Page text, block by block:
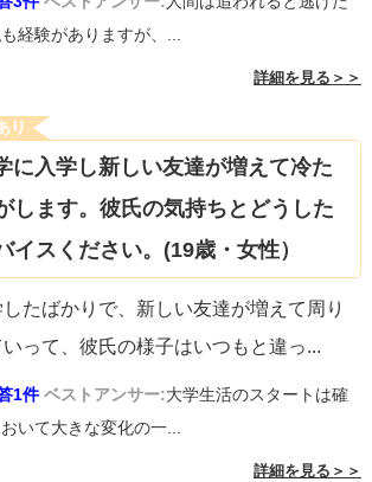
経験がありますが、...
詳細を見る＞＞
り
に入学し新しい友達が増えて冷た
します。彼氏の気持ちとどうした
イスください。(19歳・女性）
たばかりで、新しい友達が増えて周り
って、彼氏の様子はいつもと違っ...
1件 ベストアンサー:大学生活のスタートは確
いて大きな変化の一...
詳細を見る＞＞